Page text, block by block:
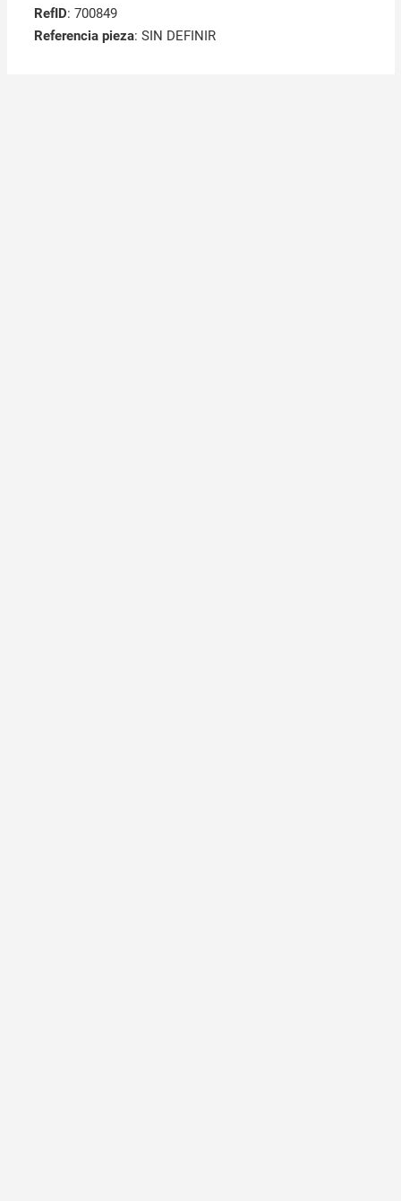
RefID: 700849
Referencia pieza: SIN DEFINIR